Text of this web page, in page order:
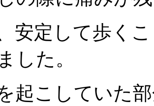
安定して歩く
した。
起こしていた